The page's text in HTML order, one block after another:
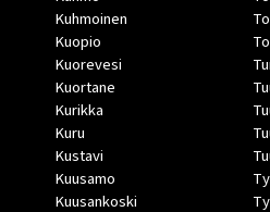
Kuhmoinen
Kuopio
Kuorevesi
Kuortane
Kurikka
Kuru
Kustavi
Kuusamo
Kuusankoski